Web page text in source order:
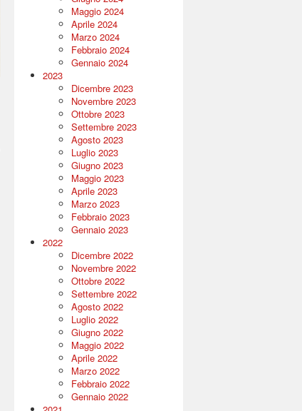
Maggio 2024
Aprile 2024
Marzo 2024
Febbraio 2024
Gennaio 2024
2023
Dicembre 2023
Novembre 2023
Ottobre 2023
Settembre 2023
Agosto 2023
Luglio 2023
Giugno 2023
Maggio 2023
Aprile 2023
Marzo 2023
Febbraio 2023
Gennaio 2023
2022
Dicembre 2022
Novembre 2022
Ottobre 2022
Settembre 2022
Agosto 2022
Luglio 2022
Giugno 2022
Maggio 2022
Aprile 2022
Marzo 2022
Febbraio 2022
Gennaio 2022